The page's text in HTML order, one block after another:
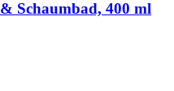
Schaumbad, 400 ml